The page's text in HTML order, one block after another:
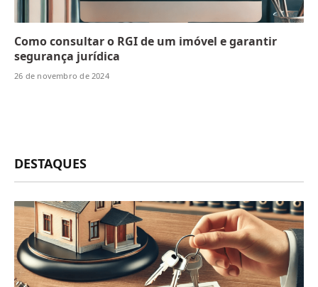
Como consultar o RGI de um imóvel e garantir
segurança jurídica
26 de novembro de 2024
DESTAQUES